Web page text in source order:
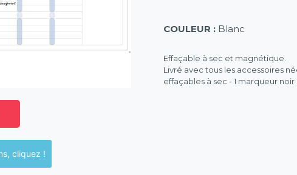
Pour vérifier le stock en magasins, cliquez !
COULEUR : Blanc
Effaçable à sec et magnétique.
Livré avec tous les accessoires
effaçables à sec - 1 marqueur